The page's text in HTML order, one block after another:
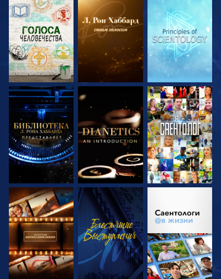
СМОТРЕТЬ
ПЕРЕДАЧИ
СМОТРЕТЬ
ПЕРЕДАЧИ
СМОТРЕТЬ
ПЕРЕДАЧИ
СМОТРЕТЬ
ПЕРЕДАЧИ
СМОТРЕТЬ
ПЕРЕДАЧИ
СМОТРЕТЬ
СМОТРЕТЬ
ПЕРЕДАЧИ
СМОТРЕТЬ
СМОТРЕТЬ